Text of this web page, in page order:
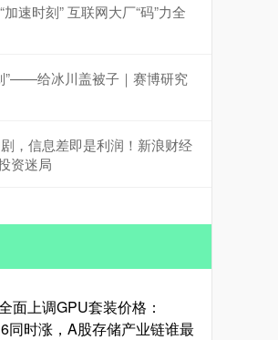
速时刻” 互联网大厂“码”力全
”——给冰川盖被子｜赛博研究
，信息差即是利润！新浪财经
资迷局
面上调GPU套装价格：
同时涨，A股存储产业链谁最